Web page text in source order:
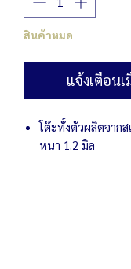
สินค้าหมด
แจ้งเตือน
โต๊ะทั้งตัวผลิตจาก
หนา 1.2 มิล